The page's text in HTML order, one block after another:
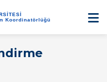
Koordinatörlüğü